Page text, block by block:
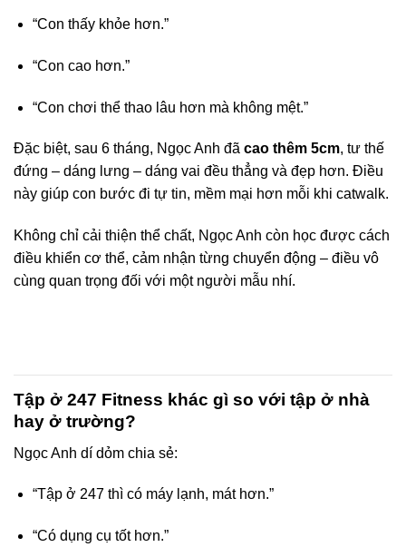
“Con thấy khỏe hơn.”
“Con cao hơn.”
“Con chơi thể thao lâu hơn mà không mệt.”
Đặc biệt, sau 6 tháng, Ngọc Anh đã cao thêm 5cm, tư thế
đứng – dáng lưng – dáng vai đều thẳng và đẹp hơn. Điều
này giúp con bước đi tự tin, mềm mại hơn mỗi khi catwalk.
Không chỉ cải thiện thể chất, Ngọc Anh còn học được cách
điều khiển cơ thể, cảm nhận từng chuyển động – điều vô
cùng quan trọng đối với một người mẫu nhí.
Tập ở 247 Fitness khác gì so với tập ở nhà
hay ở trường?
Ngọc Anh dí dỏm chia sẻ:
“Tập ở 247 thì có máy lạnh, mát hơn.”
“Có dụng cụ tốt hơn.”